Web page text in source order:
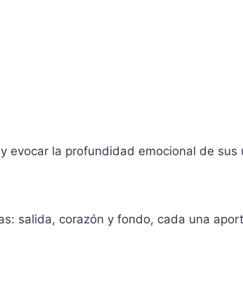
evocar la profundidad emocional de sus
salida, corazón y fondo, cada una